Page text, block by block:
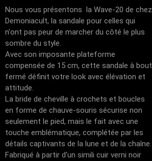
Nous vous présentons la Wave-20 de chez
Demoniacult, la sandale pour celles qui
n'ont pas peur de marcher du côté le plus
sombre du style.
Avec son imposante plateforme
compensée de 15 cm, cette sandale à bout
fermé définit votre look avec élévation et
attitude.
La bride de cheville à crochets et boucles
en forme de chauve-souris sécurise non
seulement le pied, mais le fait avec une
touche emblématique, complétée par les
détails captivants de la lune et de la chaîne.
Fabriqué à partir d'un simili cuir verni noir